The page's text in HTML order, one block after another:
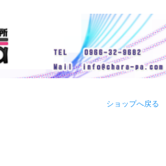
ショップへ戻る